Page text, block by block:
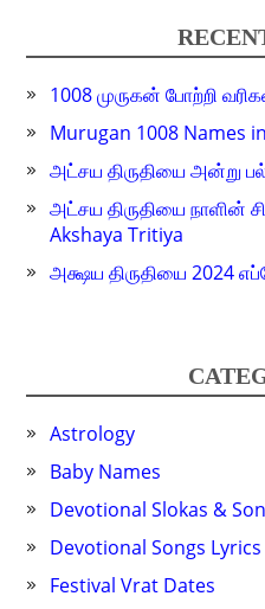
1008 முருகன் போற்றி
Murugan 1008 Names
அட்சய திருதியை அன்று
அட்சய திருதியை நாளின்
Akshaya Tritiya
அக்ஷய திருதியை 2024
Astrology
Baby Names
Devotional Slokas &
Devotional Songs Lyrics
Festival Vrat Dates